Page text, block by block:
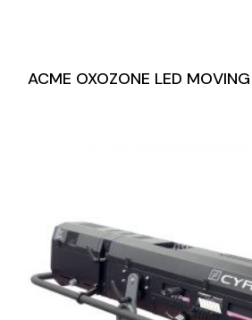
ACME OXOZONE LED